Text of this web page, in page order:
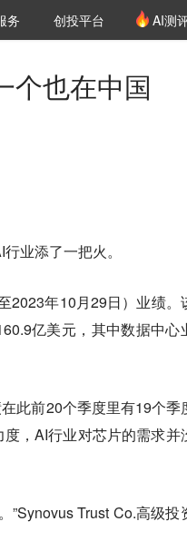
务 创投平台 AI测
个也在中国
业添了一把火。
2023年10月29日）业绩。
亿美元，其中数据中心
此前20个季度里有19个季
，AI行业对芯片的需求并
Trust Co.高级投